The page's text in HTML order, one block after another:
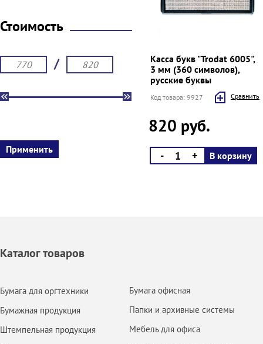
Стоимость
/
Касса букв "Trodat 6005",
3 мм (360 символов),
русские буквы
Код товара: 9927 Cравнить
820 руб.
- + В корзину
Каталог товаров
Бумага для оргтехники
Бумажная продукция
Штемпельная продукция
Бумага офисная
Папки и архивные системы
Мебель для офиса